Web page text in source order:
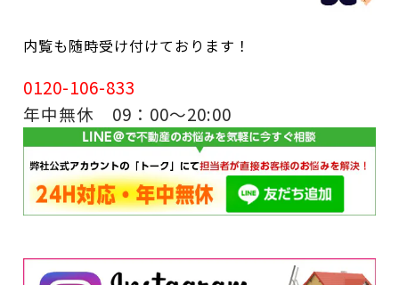
内覧も随時受け付けております！
0120-106-833
年中無休 09：00～20:00